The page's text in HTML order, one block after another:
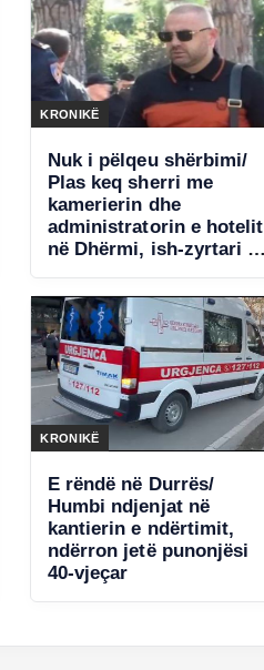
KRONIKË
Nuk i pëlqeu shërbimi/
Plas keq sherri me
kamerierin dhe
administratorin e hotelit
në Dhërmi, ish-zyrtari i
jetë. Shpallet në kërkim
KRONIKË
E rëndë në Durrës/
Humbi ndjenjat në
kantierin e ndërtimit,
ndërron jetë punonjësi
40-vjeçar